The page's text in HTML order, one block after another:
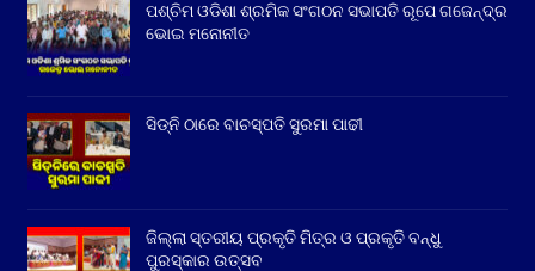
ପଶ୍ଚିମ ଓଡିଶା ଶ୍ରମିକ ସଂଗଠନ ସଭାପତି ରୂପେ ଗଜେନ୍ଦ୍ର
ଭୋଇ ମନୋନୀତ
ସିଡ୍‌ନି ଠାରେ ବାଚସ୍ପତି ସୁରମା ପାଢୀ
ଜିଲ୍ଲା ସ୍ତରୀୟ ପ୍ରକୃତି ମିତ୍ର ଓ ପ୍ରକୃତି ବନ୍ଧୁ
ପୁରସ୍କାର ଉତ୍ସବ